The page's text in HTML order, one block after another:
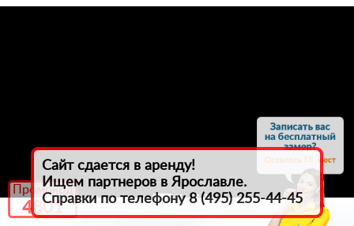
15
Промокод
4801
Сайт сдается в аренду!
Ищем партнеров в Ярославле.
Справки по телефону 8 (495) 255-44-45